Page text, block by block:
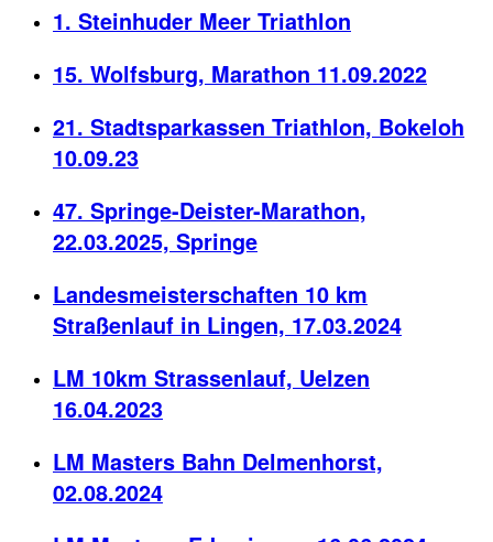
1. Steinhuder Meer Triathlon
15. Wolfsburg, Marathon 11.09.2022
21. Stadtsparkassen Triathlon, Bokeloh
10.09.23
47. Springe-Deister-Marathon,
22.03.2025, Springe
Landesmeisterschaften 10 km
Straßenlauf in Lingen, 17.03.2024
LM 10km Strassenlauf, Uelzen
16.04.2023
LM Masters Bahn Delmenhorst,
02.08.2024